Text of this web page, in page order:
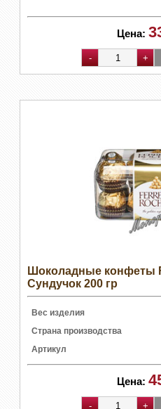
Цена:
Шоколадные конфеты
Сундучок 200 гр
Вес изделия
Страна производства
Артикул
Цена: